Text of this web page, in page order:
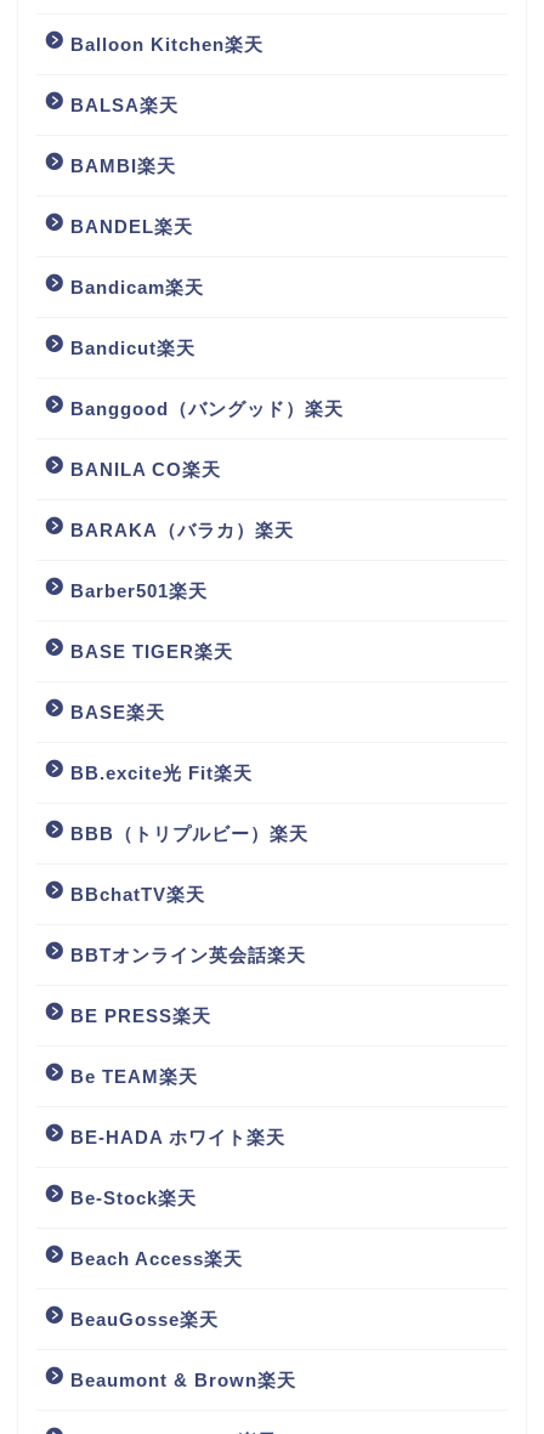
Balloon Kitchen楽天
BALSA楽天
BAMBI楽天
BANDEL楽天
Bandicam楽天
Bandicut楽天
Banggood（バングッド）楽天
BANILA CO楽天
BARAKA（バラカ）楽天
Barber501楽天
BASE TIGER楽天
BASE楽天
BB.excite光 Fit楽天
BBB（トリプルビー）楽天
BBchatTV楽天
BBTオンライン英会話楽天
BE PRESS楽天
Be TEAM楽天
BE-HADA ホワイト楽天
Be-Stock楽天
Beach Access楽天
BeauGosse楽天
Beaumont & Brown楽天